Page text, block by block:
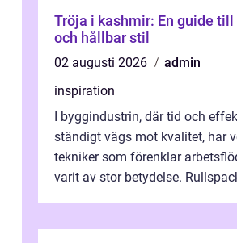
Tröja i kashmir: En guide
och hållbar stil
02 augusti 2026
admin
inspiration
I byggindustrin, där tid och
ständigt vägs mot kvalitet, har
tekniker som förenklar
varit av stor betydelse.